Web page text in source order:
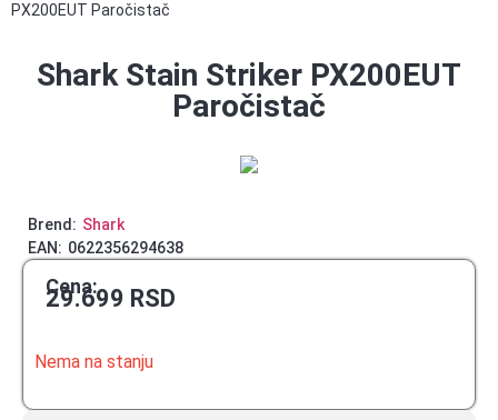
PX200EUT Paročistač
Shark Stain Striker PX200EUT
Paročistač
Brend: Shark
EAN: 0622356294638
Cena:
29.699 RSD
Nema na stanju